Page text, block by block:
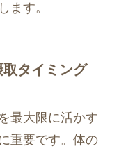
ます。
タイミング
最大限に活かす
重要です。体の